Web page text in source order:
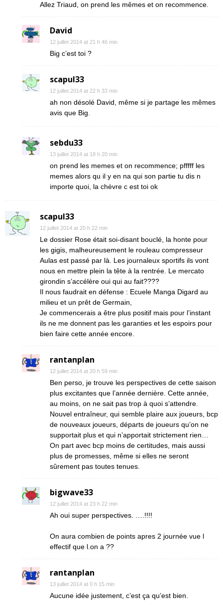
Allez Triaud, on prend les mêmes et on recommence.
David
12 juillet 2014 at 21 h 46 min
Big c’est toi ?
scapul33
12 juillet 2014 at 22 h 33 min
ah non désolé David, même si je partage les mêmes
avis que Big.
sebdu33
13 juillet 2014 at 18 h 20 min
on prend les memes et on recommence; pfffff les
memes alors qu il y en na qui son partie tu dis n
importe quoi, la chévre c est toi ok
scapul33
12 juillet 2014 at 20 h 22 min
Le dossier Rose était soi-disant bouclé, la honte pour
les gigis, malheureusement le rouleau compresseur
Aulas est passé par là. Les journaleux sportifs ils vont
nous en mettre plein la tête à la rentrée. Le mercato
girondin s’accélère oui qui au fait????
Il nous faudrait en défense : Ecuele Manga Digard au
milieu et un prêt de Germain,
Je commencerais a être plus positif mais pour l’instant
ils ne me donnent pas les garanties et les espoirs pour
bien faire cette année encore.
rantanplan
12 juillet 2014 at 20 h 59 min
Ben perso, je trouve les perspectives de cette saison
plus excitantes que l’année dernière. Cette année,
au moins, on ne sait pas trop à quoi s’attendre.
Nouvel entraîneur, qui semble plaire aux joueurs, bcp
de nouveaux joueurs, départs de joueurs qu’on ne
supportait plus et qui n’apportait strictement rien…
On part avec bcp moins de certitudes, mais aussi
plus de promesses, même si elles ne seront
sûrement pas toutes tenues.
bigwave33
12 juillet 2014 at 23 h 22 min
Ah oui super perspectives. ….!!!!
On aura combien de points apres 2 journée vue l
effectif que l.on a ??
rantanplan
13 juillet 2014 at 0 h 15 min
Aucune idée justement, c’est ça qu’est bien.